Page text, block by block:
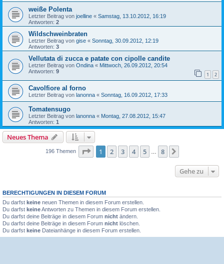
weiße Polenta
Letzter Beitrag von joelline « Samstag, 13.10.2012, 16:19
Antworten: 2
Wildschweinbraten
Letzter Beitrag von gise « Sonntag, 30.09.2012, 12:19
Antworten: 3
Vellutata di zucca e patate con cipolle candite
Letzter Beitrag von Ondina « Mittwoch, 26.09.2012, 20:54
Antworten: 9 1 2
Cavolfiore al forno
Letzter Beitrag von lanonna « Sonntag, 16.09.2012, 17:33
Tomatensugo
Letzter Beitrag von lanonna « Montag, 27.08.2012, 15:47
Antworten: 1
Neues Thema
196 Themen Seite 1von
1 2 3 4 5 8
Gehe zu
BERECHTIGUNGEN IN DIESEM FORUM
Du darfst keine neuen Themen in diesem Forum erstellen.
Du darfst keineAntworten zu Themen in diesem Forum erstellen.
Du darfst deine Beiträge in diesem Forum nicht ändern.
Du darfst deine Beiträge in diesem Forum nicht löschen.
Du darfst keine Dateianhänge in diesem Forum erstellen.